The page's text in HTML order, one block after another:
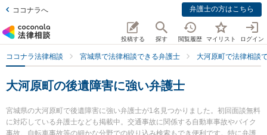
ココナラへ 弁護士の方はこちら
投稿する 探す 閲覧履歴 マイリスト ログイン
ココナラ法律相談 宮城県で法律相談できる弁護士 大河原町で法律相談
大河原町の後遺障害に強い弁護士
宮城県の大河原町で後遺障害に強い弁護士が1名見つかりました。初回面談無料
に対応している弁護士なども掲載中。交通事故に関係する自動車事故やバイク
事故、自転車事故等の細かな分野での絞り込み検索もでき便利です。特に弁護